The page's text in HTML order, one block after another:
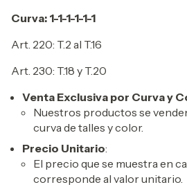
Curva: 1-1-1-1-1-1
Art. 220: T.2 al T.16
Art. 230: T.18 y T.20
Venta Exclusiva por Curva y
Nuestros productos se
curva de talles y color.
Precio Unitario:
El precio que se muestra en
corresponde al valor unitario.